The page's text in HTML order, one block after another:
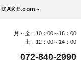
月～金：10：00～16：00
土：12：00～14：00
072-840-2990